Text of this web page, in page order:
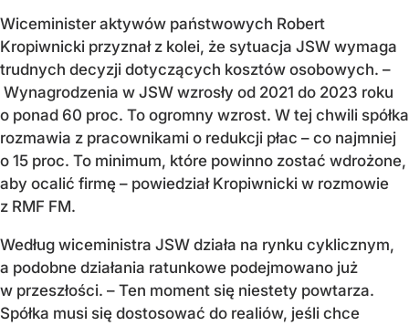
Wiceminister aktywów państwowych Robert
Kropiwnicki przyznał z kolei, że sytuacja JSW wymaga
trudnych decyzji dotyczących kosztów osobowych. –
Wynagrodzenia w JSW wzrosły od 2021 do 2023 roku
o ponad 60 proc. To ogromny wzrost. W tej chwili spółka
rozmawia z pracownikami o redukcji płac – co najmniej
o 15 proc. To minimum, które powinno zostać wdrożone,
aby ocalić firmę – powiedział Kropiwnicki w rozmowie
z RMF FM.
Według wiceministra JSW działa na rynku cyklicznym,
a podobne działania ratunkowe podejmowano już
w przeszłości. – Ten moment się niestety powtarza.
Spółka musi się dostosować do realiów, jeśli chce